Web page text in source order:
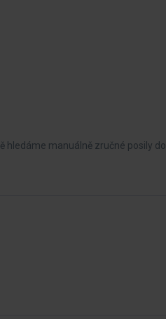
hledáme manuálně zručné posily do